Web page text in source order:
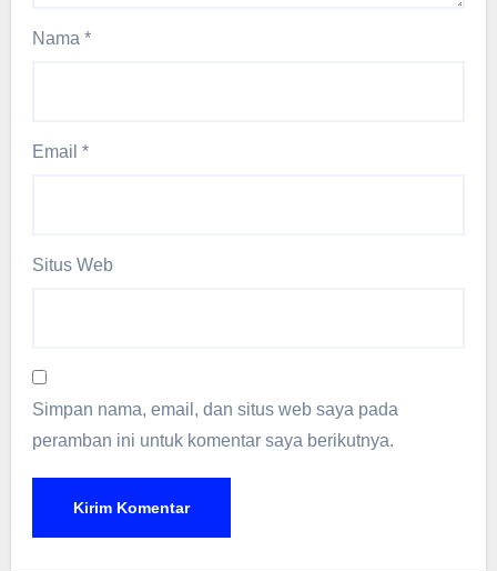
Nama *
Email *
Situs Web
Simpan nama, email, dan situs web saya pada
peramban ini untuk komentar saya berikutnya.